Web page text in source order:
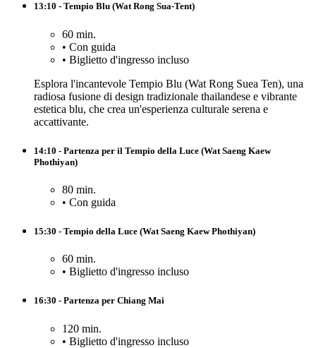
13:10 - Tempio Blu (Wat Rong Sua-Tent)
60 min.
• Con guida
• Biglietto d'ingresso incluso
Esplora l'incantevole Tempio Blu (Wat Rong Suea Ten), una
radiosa fusione di design tradizionale thailandese e vibrante
estetica blu, che crea un'esperienza culturale serena e
accattivante.
14:10 - Partenza per il Tempio della Luce (Wat Saeng Kaew
Phothiyan)
80 min.
• Con guida
15:30 - Tempio della Luce (Wat Saeng Kaew Phothiyan)
60 min.
• Biglietto d'ingresso incluso
16:30 - Partenza per Chiang Mai
120 min.
• Biglietto d'ingresso incluso